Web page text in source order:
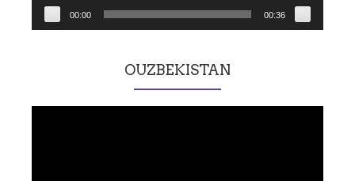
00:00 00:36
OUZBEKISTAN